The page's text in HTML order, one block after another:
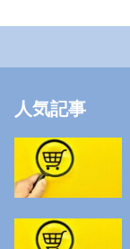
人気記事